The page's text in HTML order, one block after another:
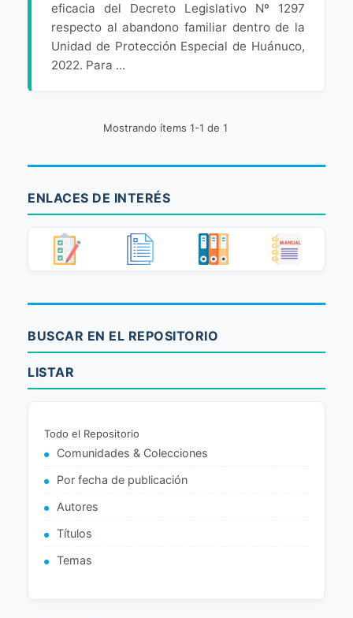
eficacia del Decreto Legislativo Nº 1297
respecto al abandono familiar dentro de la
Unidad de Protección Especial de Huánuco,
2022. Para ...
Mostrando ítems 1-1 de 1
ENLACES DE INTERÉS
BUSCAR EN EL REPOSITORIO
LISTAR
Todo el Repositorio
Comunidades & Colecciones
Por fecha de publicación
Autores
Títulos
Temas